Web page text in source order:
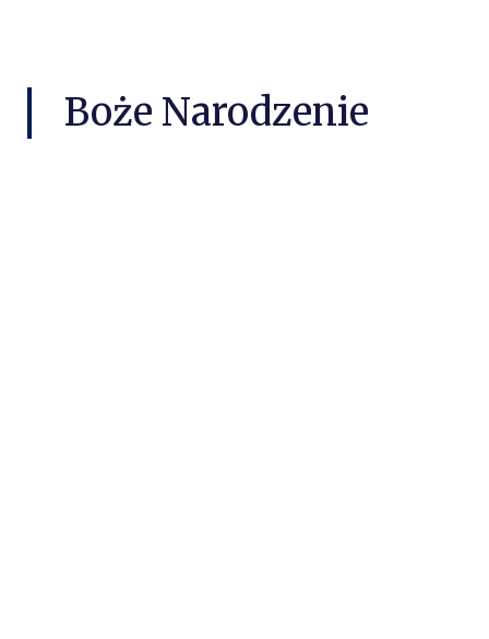
Boże Narodzenie